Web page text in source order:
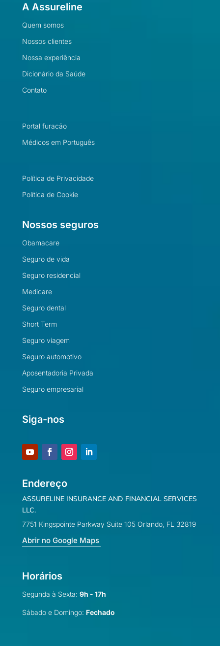
A Assureline
Quem somos
Nossos clientes
Nossa experiência
Dicionário da Saúde
Contato
Portal furacão
Médicos em Português
Política de Privacidade
Política de Cookie
Nossos seguros
Obamacare
Seguro de vida
Seguro residencial
Medicare
Seguro dental
Short Term
Seguro viagem
Seguro automotivo
Aposentadoria Privada
Seguro empresarial
Siga-nos
Endereço
ASSURELINE INSURANCE AND FINANCIAL SERVICES
LLC.
7751 Kingspointe Parkway Suite 105 Orlando, FL 32819
Abrir no Google Maps
Horários
Segunda à Sexta: 9h - 17h
Sábado e Domingo: Fechado